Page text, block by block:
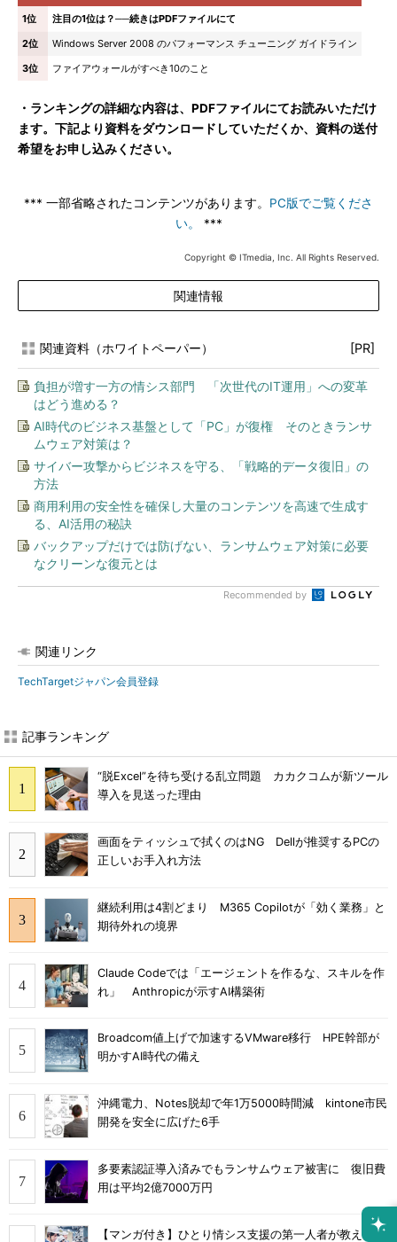
1位
注目の1位は？──続きはPDFファイルにて
2位
Windows Server 2008 のパフォーマンス チューニング ガイドライン
3位
ファイアウォールがすべき10のこと
・ランキングの詳細な内容は、PDFファイルにてお読みいただけ
ます。下記より資料をダウンロードしていただくか、資料の送付
希望をお申し込みください。
*** 一部省略されたコンテンツがあります。 PC版でご覧くださ
い。
***
Copyright © ITmedia, Inc. All Rights Reserved.
関連情報
関連資料（ホワイトペーパー） [PR]
負担が増す一方の情シス部門 「次世代のIT運用」への変革
はどう進める？
AI時代のビジネス基盤として「PC」が復権 そのときランサ
ムウェア対策は？
サイバー攻撃からビジネスを守る、「戦略的データ復旧」の
方法
商用利用の安全性を確保し大量のコンテンツを高速で生成す
る、AI活用の秘訣
バックアップだけでは防げない、ランサムウェア対策に必要
なクリーンな復元とは
Recommended by
関連リンク
TechTargetジャパン会員登録
記事ランキング
“脱Excel”を待ち受ける乱立問題 カカクコムが新ツール
導入を見送った理由
画面をティッシュで拭くのはNG Dellが推奨するPCの
正しいお手入れ方法
継続利用は4割どまり M365 Copilotが「効く業務」と
期待外れの境界
Claude Codeでは「エージェントを作るな、スキルを作
れ」 Anthropicが示すAI構築術
Broadcom値上げで加速するVMware移行 HPE幹部が
明かすAI時代の備え
沖縄電力、Notes脱却で年1万5000時間減 kintone市民
開発を安全に広げた6手
多要素認証導入済みでもランサムウェア被害に 復旧費
用は平均2億7000万円
【マンガ付き】ひとり情シス支援の第一人者が教え